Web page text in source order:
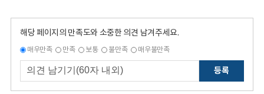
해당 페이지의 만족도와 소중한 의견 남겨주세요.
매우만족 만족 보통 불만족 매우불만족
등록